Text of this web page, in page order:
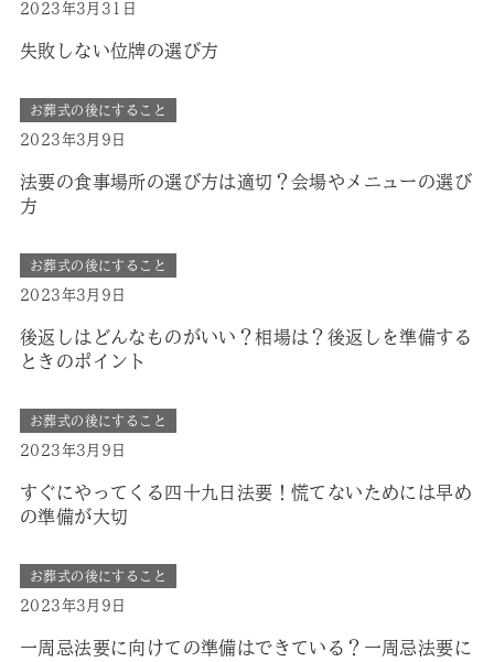
2023年3月31日
失敗しない位牌の選び方
お葬式の後にすること
2023年3月9日
法要の食事場所の選び方は適切？会場やメニューの選び
方
お葬式の後にすること
2023年3月9日
後返しはどんなものがいい？相場は？後返しを準備する
ときのポイント
お葬式の後にすること
2023年3月9日
すぐにやってくる四十九日法要！慌てないためには早め
の準備が大切
お葬式の後にすること
2023年3月9日
一周忌法要に向けての準備はできている？一周忌法要に